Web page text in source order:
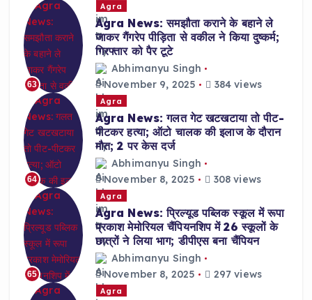
63
Agra
Agra News: समझौता कराने के बहाने ले
जाकर गैंगरेप पीड़िता से वकील ने किया दुष्कर्म;
गिरफ्तार को पैर टूटे
Abhimanyu Singh
November 9, 2025
384 views
64
Agra
Agra News: गलत गेट खटखटाया तो पीट-
पीटकर हत्या; ऑटो चालक की इलाज के दौरान
मौत; 2 पर केस दर्ज
Abhimanyu Singh
November 8, 2025
308 views
65
Agra
Agra News: प्रिल्यूड पब्लिक स्कूल में रूपा
प्रकाश मेमोरियल चैंपियनशिप में 26 स्कूलों के
छात्रों ने लिया भाग; डीपीएस बना चैंपियन
Abhimanyu Singh
November 8, 2025
297 views
Agra